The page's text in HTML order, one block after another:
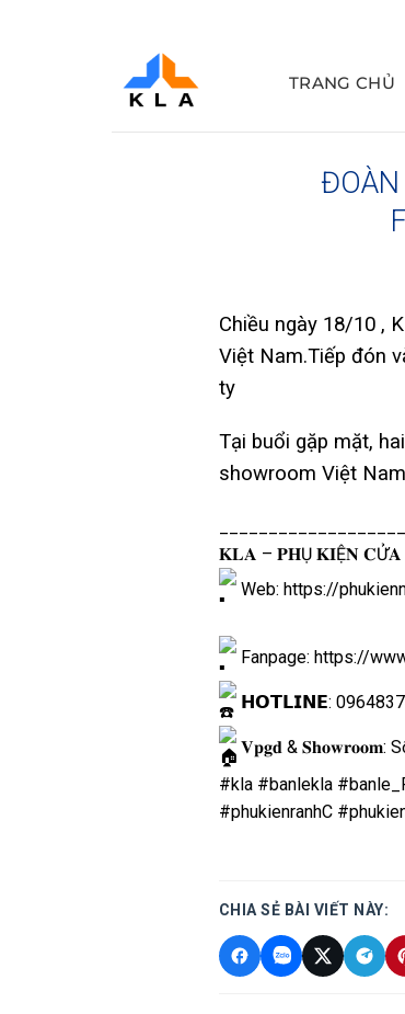
TRANG CHỦ
ĐOÀN
Chiều ngày 18/10 ,
Việt Nam.Tiếp đón
ty
Tại buổi gặp mặt,
showroom Việt
𝐊𝐋𝐀 – 𝐏𝐇Ụ 𝐊𝐈Ệ𝐍
Web: https://
Fanpage: https://
𝗛𝗢𝗧𝗟𝗜𝗡𝗘:
𝐕𝐩𝐠𝐝 & 𝐒𝐡𝐨𝐰𝐫𝐨𝐨𝐦:
#kla #banlekla
#phukienranhC
CHIA SẺ BÀI VIẾT NÀY: